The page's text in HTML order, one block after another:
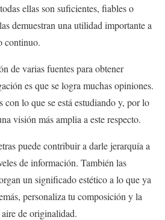
ellas son suficientes, fiables o
demuestran una utilidad importante a
continuo.
de varias fuentes para obtener
es que se logra muchas opiniones.
con lo que se está estudiando y, por lo
visión más amplia a este respecto.
puede contribuir a darle jerarquía a
de información. También las
un significado estético a lo que ya
personaliza tu composición y la
de originalidad.